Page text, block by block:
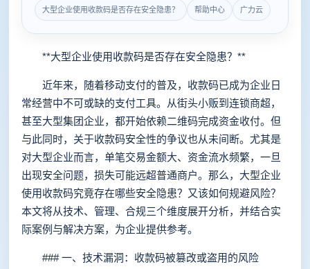
大型企业使用收款码是否存在安全隐患？ 帮助中心 广力云
**大型企业使用收款码是否存在安全隐患？**
近年来，随着移动支付的普及，收款码已成为企业日
常经营中不可或缺的支付工具。从街头小贩到连锁商超，
甚至大型集团企业，都开始依赖二维码完成资金收付。但
与此同时，关于收款码安全性的争议也从未间断。尤其是
对大型企业而言，单笔交易金额大、资金流水频繁，一旦
出现安全问题，损失可能远超普通商户。那么，大型企业
使用收款码究竟存在哪些安全隐患？又该如何规避风险？
本文将从技术、管理、合规三个维度展开分析，并结合实
际案例与解决方案，为企业提供参考。
### 一、技术漏洞：收款码被篡改或盗用的风险